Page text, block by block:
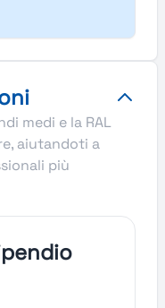
medi e la RAL
aiutandoti a
più